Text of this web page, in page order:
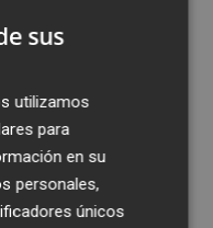
en imágenes
de masas en su
que soy de Foios"
sus
utilizamos
para
en su
personales,
únicos